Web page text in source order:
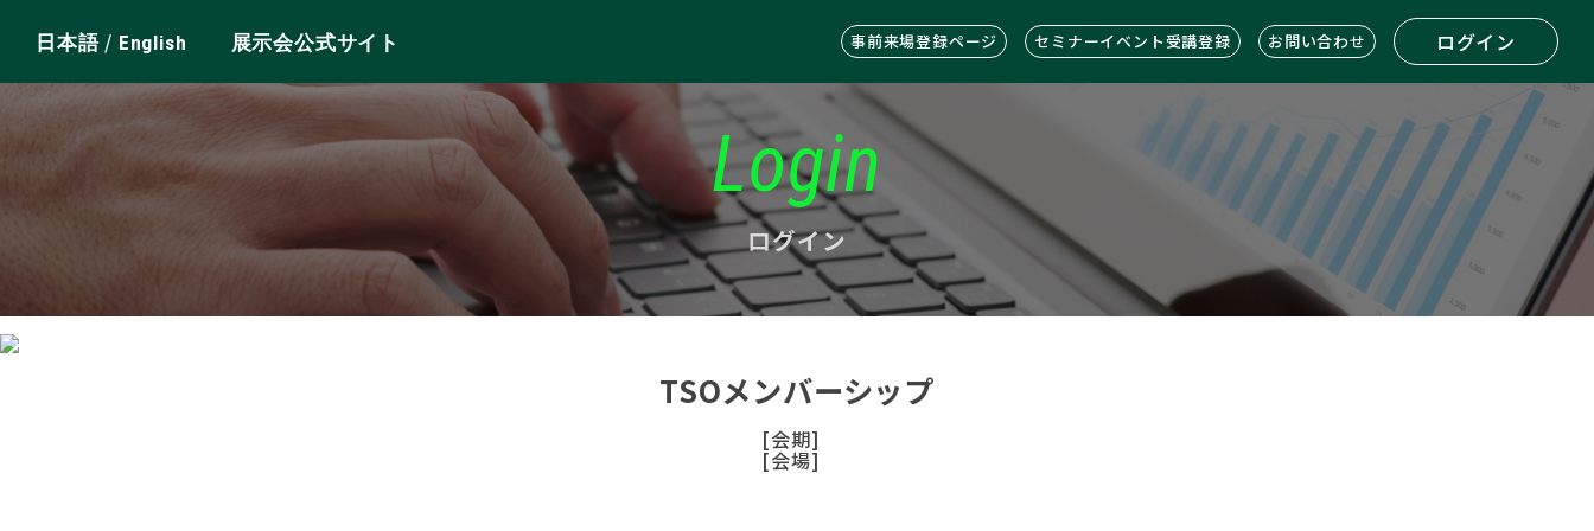
日本語/ English 展示会公式サイト 事前来場登録ページ セミナーイベント受講登録 お問い合わせ ログイン
Login
ログイン
TSOメンバーシップ
[会期]
[会場]